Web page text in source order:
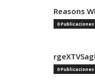
Reasons
0 Publicaciones
0 Publicaciones